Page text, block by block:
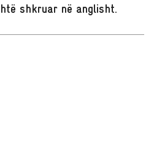
shkruar në anglisht.